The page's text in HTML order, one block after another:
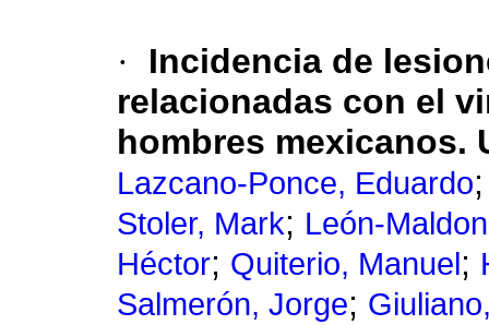
·
Incidencia de
relacionadas con el
hombres mexicanos.
Lazcano-Ponce, Eduardo
Stoler, Mark; León-
Héctor; Quiterio, Manuel ;
Salmerón, Jorge;